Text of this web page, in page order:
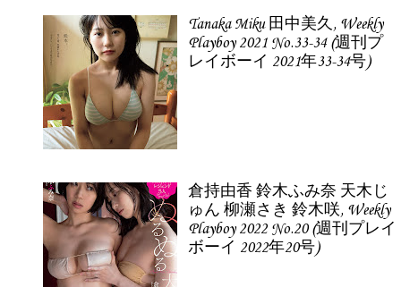
Tanaka Miku 田中美久, Weekly
Playboy 2021 No.33-34 (週刊プ
レイボーイ 2021年33-34号)
倉持由香 鈴木ふみ奈 天木じ
ゅん 柳瀬さき 鈴木咲, Weekly
Playboy 2022 No.20 (週刊プレイ
ボーイ 2022年20号)